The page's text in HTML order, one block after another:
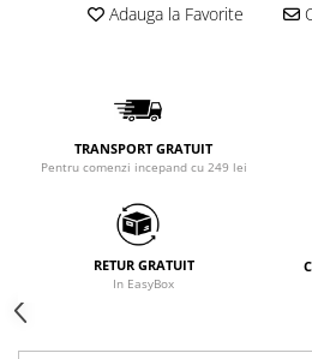
Adauga la Favorite
TRANSPORT GRATUIT
Pentru comenzi incepand cu 249 lei
RETUR GRATUIT
In EasyBox